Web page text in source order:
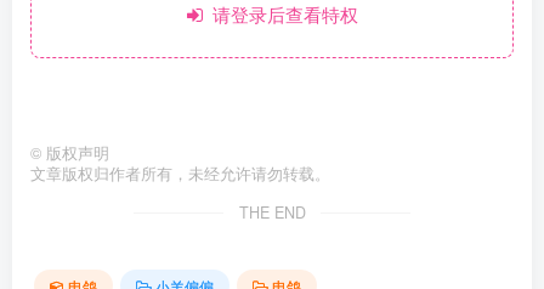
请登录后查看特权
© 版权声明
文章版权归作者所有，未经允许请勿转载。
THE END